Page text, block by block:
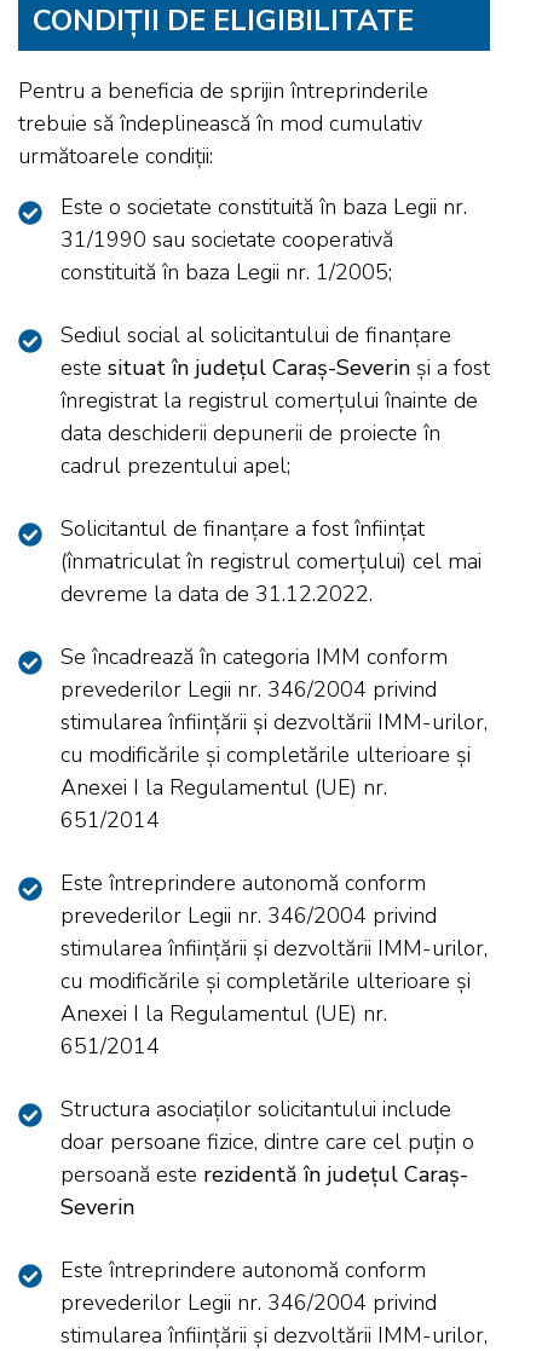
CONDIȚII DE ELIGIBILITATE
Pentru a beneficia de sprijin întreprinderile
trebuie să îndeplinească în mod cumulativ
următoarele condiții:
Este o societate constituită în baza Legii nr.
31/1990 sau societate cooperativă
constituită în baza Legii nr. 1/2005;
Sediul social al solicitantului de finanțare
este situat în județul Caraș-Severin și a fost
înregistrat la registrul comerțului înainte de
data deschiderii depunerii de proiecte în
cadrul prezentului apel;
Solicitantul de finanțare a fost înființat
(înmatriculat în registrul comerțului) cel mai
devreme la data de 31.12.2022.
Se încadrează în categoria IMM conform
prevederilor Legii nr. 346/2004 privind
stimularea înființării și dezvoltării IMM-urilor,
cu modificările și completările ulterioare și
Anexei I la Regulamentul (UE) nr.
651/2014
Este întreprindere autonomă conform
prevederilor Legii nr. 346/2004 privind
stimularea înființării și dezvoltării IMM-urilor,
cu modificările și completările ulterioare și
Anexei I la Regulamentul (UE) nr.
651/2014
Structura asociaților solicitantului include
doar persoane fizice, dintre care cel puțin o
persoană este rezidentă în județul Caraș-
Severin
Este întreprindere autonomă conform
prevederilor Legii nr. 346/2004 privind
stimularea înființării și dezvoltării IMM-urilor,